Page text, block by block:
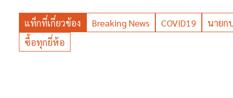
แท็กที่เกี่ยวข้อง Breaking News COVID19 นายก
ซื้อทุกยี่ห้อ